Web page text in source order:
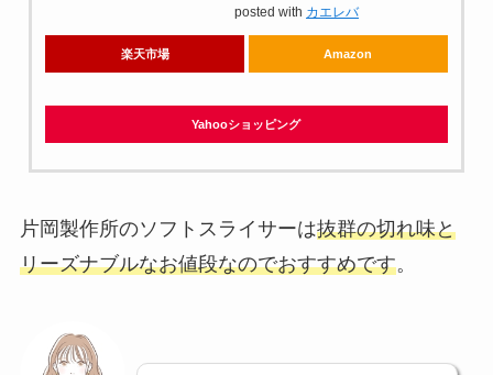
posted with カエレバ
楽天市場 Amazon
Yahooショッピング
片岡製作所のソフトスライサーは抜群の切れ味と
リーズナブルなお値段なのでおすすめです。